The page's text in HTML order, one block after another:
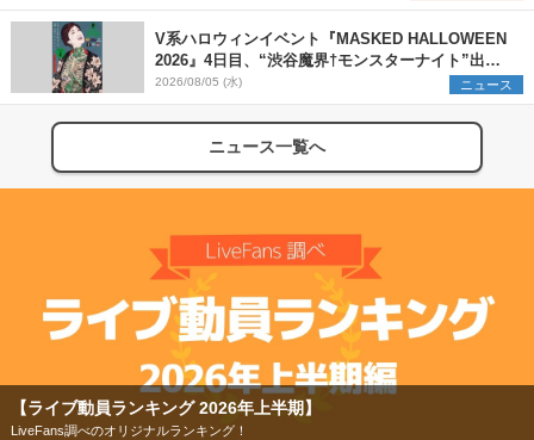
V系ハロウィンイベント『MASKED HALLOWEEN
2026』4日目、“渋谷魔界†モンスターナイト”出演6
組を発表
2026/08/05 (水) ニュース
ニュース一覧へ
【ライブ動員ランキング 2026年上半期】
LiveFans調べのオリジナルランキング！